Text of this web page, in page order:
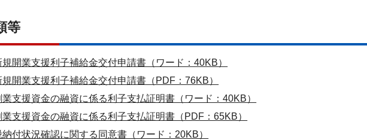
等
開業支援利子補給金交付申請書（ワード：40KB）
規開業支援利子補給金交付申請書（PDF：76KB）
業支援資金の融資に係る利子支払証明書（ワード：40KB）
業支援資金の融資に係る利子支払証明書（PDF：65KB）
付状況確認に関する同意書（ワード：20KB）